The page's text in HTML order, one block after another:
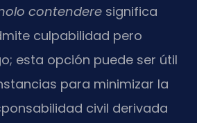
contendere significa
culpabilidad pero
esta opción puede ser útil
para minimizar la
civil derivada